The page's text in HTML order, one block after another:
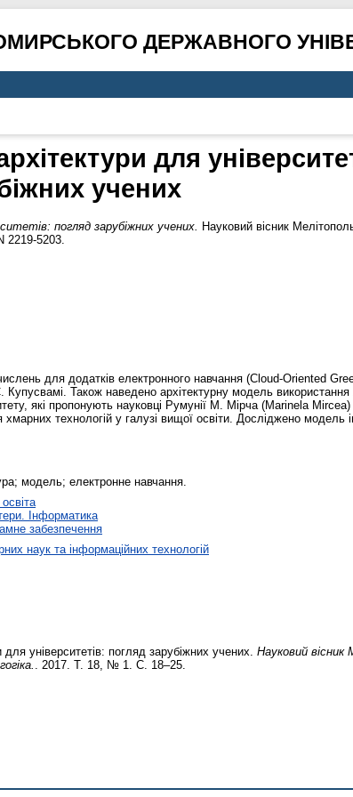
ДЕРЖАВНОГО
для
учених
погляд зарубіжних учених. Науковий вісник
2219-5203.
для додатків електронного навчання (Cloud-Oriented
Також наведено архітектурну модель
які пропонують науковці Румунії M. Мірча (Marinela
технологій у галузі вищої освіти. Досліджено модель
модель; електронне навчання.
Інформатика
забезпечення
наук та інформаційних технологій
університетів: погляд зарубіжних учених. Науковий вісник
. 2017. Т. 18, № 1. С. 18–25.